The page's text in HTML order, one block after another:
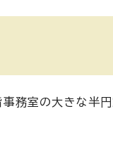
務室の大きな半円